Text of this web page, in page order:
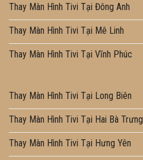
Thay Màn Hình Tivi Tại Đông Anh
Thay Màn Hình Tivi Tại Mê Linh
Thay Màn Hình Tivi Tại Vĩnh Phúc
Thay Màn Hình Tivi Tại Long Biên
Thay Màn Hình Tivi Tại Hai Bà Trưng
Thay Màn Hình Tivi Tại Hưng Yên